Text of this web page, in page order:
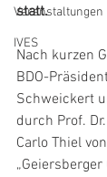
Veranstaltungen
IVES
statt.
Nach kurzen
BDO-
Schweickert
durch Prof.
Carlo Thiel